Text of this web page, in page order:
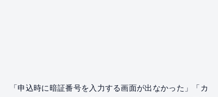
「申込時に暗証番号を入力する画面が出なかった」「カ